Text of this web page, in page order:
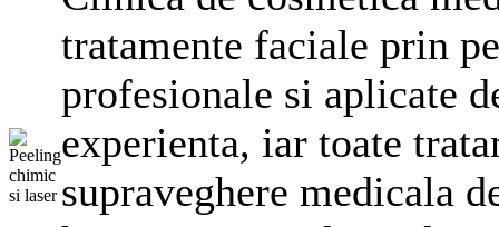
tratamente faciale prin
profesionale si aplicate
experienta, iar toate
supraveghere medicala